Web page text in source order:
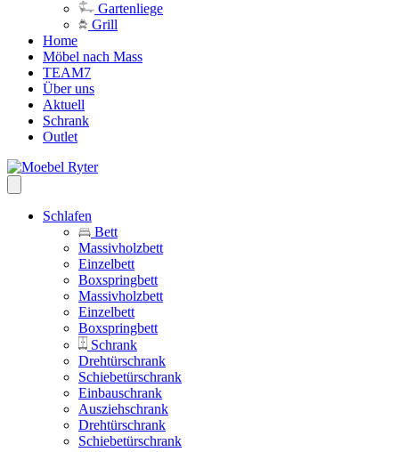
Gartenliege
Grill
Home
Möbel nach Mass
TEAM7
Über uns
Aktuell
Schrank
Outlet
Schlafen
Bett
Massivholzbett
Einzelbett
Boxspringbett
Massivholzbett
Einzelbett
Boxspringbett
Schrank
Drehtürschrank
Schiebetürschrank
Einbauschrank
Ausziehschrank
Drehtürschrank
Schiebetürschrank